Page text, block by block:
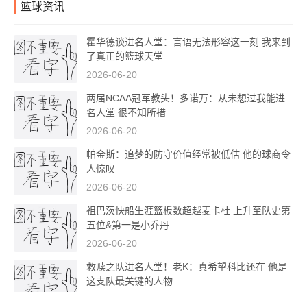
篮球资讯
霍华德谈进名人堂：言语无法形容这一刻 我来到
了真正的篮球天堂
2026-06-20
两届NCAA冠军教头！多诺万：从未想过我能进
名人堂 很不知所措
2026-06-20
帕金斯：追梦的防守价值经常被低估 他的球商令
人惊叹
2026-06-20
祖巴茨快船生涯篮板数超越麦卡杜 上升至队史第
五位&第一是小乔丹
2026-06-20
救赎之队进名人堂！老K：真希望科比还在 他是
这支队最关键的人物